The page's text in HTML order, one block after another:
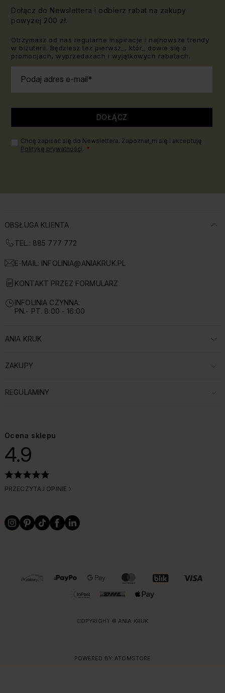
Dołącz do Newslettera i odbierz rabat na zakupy
powyżej 200 zł.
Otrzymasz od nas regularne inspiracje i najnowsze trendy
w biżuterii. Będziesz też pierwsz_, któr_ dowie się o
promocjach, wyprzedażach i wyjątkowych rabatach.
Podaj adres e-mail
DOŁĄCZ
Chcę zapisać się do Newslettera. Zapoznał_m się i akceptuję
Politykę prywatności.
OBSŁUGA KLIENTA
TEL.: 885 777 772
E-MAIL: INFOLINIA@ANIAKRUK.PL
KONTAKT PRZEZ FORMULARZ
INFOLINIA CZYNNA:
PN.- PT. 8:00 - 16:00
ROZWIŃ SEKCJĘ:
ANIA KRUK
ROZWIŃ SEKCJĘ:
ZAKUPY
ROZWIŃ SEKCJĘ:
REGULAMINY
Ocena sklepu
4.9
PRZECZYTAJ OPINIE
OBSŁUGIWANE FORMY PŁATNOŚCI I DOSTAWY
COPYRIGHT © ANIA KRUK
POWERED BY: ATOMSTORE